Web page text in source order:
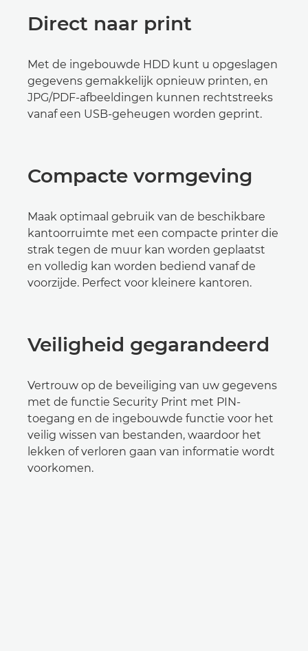
Direct naar print
Met de ingebouwde HDD kunt u opgeslagen
gegevens gemakkelijk opnieuw printen, en
JPG/PDF-afbeeldingen kunnen rechtstreeks
vanaf een USB-geheugen worden geprint.
Compacte vormgeving
Maak optimaal gebruik van de beschikbare
kantoorruimte met een compacte printer die
strak tegen de muur kan worden geplaatst
en volledig kan worden bediend vanaf de
voorzijde. Perfect voor kleinere kantoren.
Veiligheid gegarandeerd
Vertrouw op de beveiliging van uw gegevens
met de functie Security Print met PIN-
toegang en de ingebouwde functie voor het
veilig wissen van bestanden, waardoor het
lekken of verloren gaan van informatie wordt
voorkomen.